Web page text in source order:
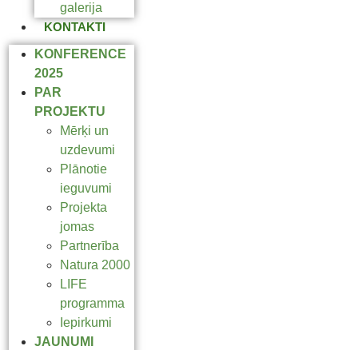
galerija
KONTAKTI
KONFERENCE
2025
PAR
PROJEKTU
Mērķi un
uzdevumi
Plānotie
ieguvumi
Projekta
jomas
Partnerība
Natura 2000
LIFE
programma
Iepirkumi
JAUNUMI